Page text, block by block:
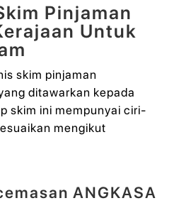
Pinjaman
Untuk
skim pinjaman
ditawarkan kepada
skim ini mempunyai ciri-
mengikut
ANGKASA